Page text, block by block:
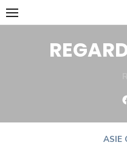
Skip
to
ASIE